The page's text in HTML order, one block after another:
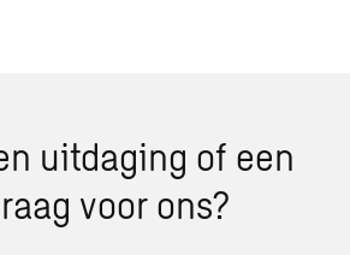
uitdaging of een
voor ons?